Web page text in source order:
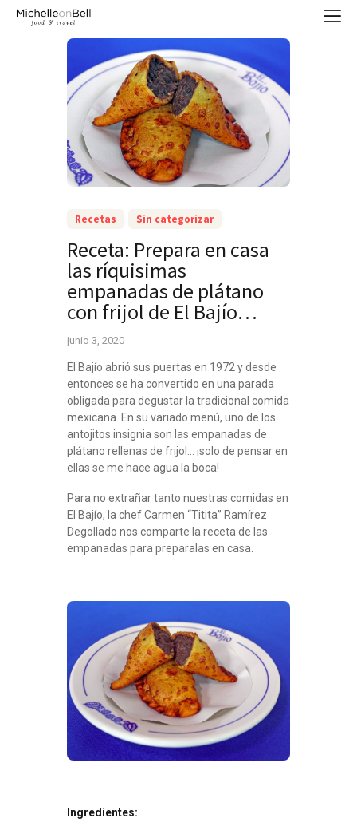
Recetas Sin categorizar
Receta: Prepara en casa
las ríquisimas
empanadas de plátano
con frijol de El Bajío…
junio 3, 2020
El Bajío abrió sus puertas en 1972 y desde
entonces se ha convertido en una parada
obligada para degustar la tradicional comida
mexicana. En su variado menú, uno de los
antojitos insignia son las empanadas de
plátano rellenas de frijol… ¡solo de pensar en
ellas se me hace agua la boca!
Para no extrañar tanto nuestras comidas en
El Bajío, la chef Carmen “Titita” Ramírez
Degollado nos comparte la receta de las
empanadas para preparalas en casa.
ngredientes: